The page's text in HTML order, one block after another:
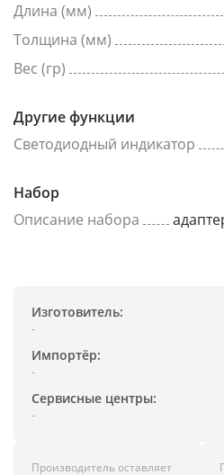
Длина (мм)
Толщина (мм)
Вес (гр)
Другие функции
Светодиодный индикатор
Набор
Описание набора
Изготовитель:
-
Импортёр:
-
Сервисные центры:
-
Производитель оставляет